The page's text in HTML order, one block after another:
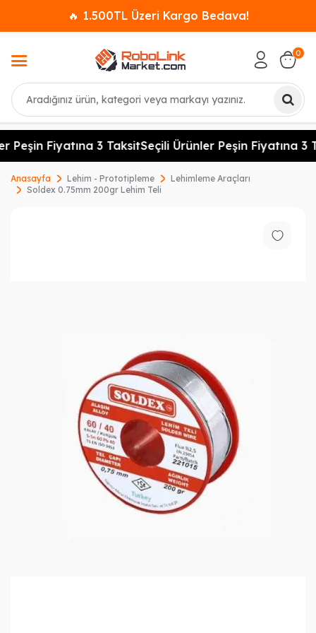
🔥 1.500TL Üzeri Kargo Bedava!
Ara
0
Peşin Fiyatına 3 TaksitSeçili Ürünler Peşin Fiyatına 3
Anasayfa Lehim - Prototipleme
Lehimleme Araçları
Soldex 0.75mm 200gr Lehim Teli